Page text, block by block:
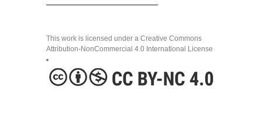
This work is licensed under a Creative Commons
Attribution-NonCommercial 4.0 International License